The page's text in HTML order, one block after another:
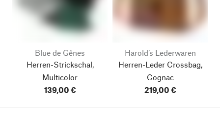
Blue de Gênes
Herren-Strickschal,
Multicolor
139,00 €
Harold’s Lederwaren
Herren-Leder Crossbag,
Cognac
219,00 €